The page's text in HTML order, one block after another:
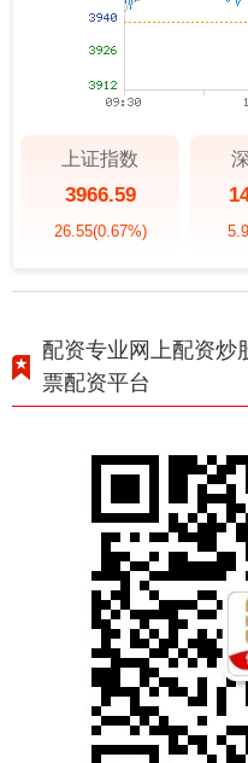
上证指数
3966.59
26.55(0.67%)
配资专业网上配资炒
票配资平台